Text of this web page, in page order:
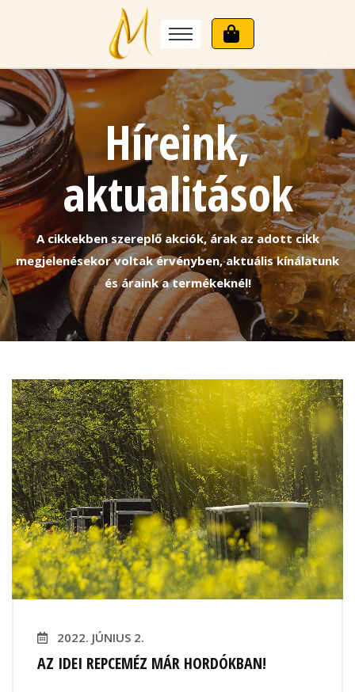
Híreink,
aktualitások
A cikkekben szereplő akciók, árak az adott cikk
megjelenésekor voltak érvényben, aktuális kínálatunk
és áraink a termékeknél!
2022. JÚNIUS 2.
AZ IDEI REPCEMÉZ MÁR HORDÓKBAN!